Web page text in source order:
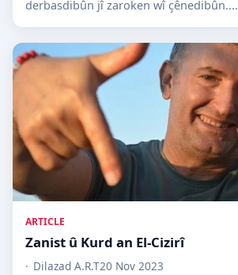
derbasdibûn jî zaroken wî çênedibûn....
ARTICLE
Zanist û Kurd an El-Cizirî
Dilazad A.R.T20 Nov 2023